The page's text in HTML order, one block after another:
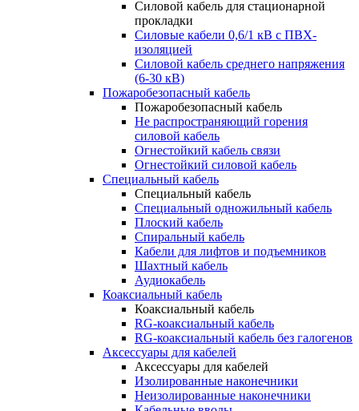
Силовой кабель для стационарной
прокладки
Силовые кабели 0,6/1 кВ с ПВХ-
изоляцией
Силовой кабель среднего напряжения
(6-30 кВ)
Пожаробезопасный кабель
Пожаробезопасный кабель
Не распространяющий горения
силовой кабель
Огнестойкий кабель связи
Огнестойкий силовой кабель
Специальный кабель
Специальный кабель
Специальный одножильный кабель
Плоский кабель
Спиральный кабель
Кабели для лифтов и подъемников
Шахтный кабель
Аудиокабель
Коаксиальный кабель
Коаксиальный кабель
RG-коаксиальный кабель
RG-коаксиальный кабель без галогенов
Аксессуары для кабелей
Аксессуары для кабелей
Изолированные наконечники
Неизолированные наконечники